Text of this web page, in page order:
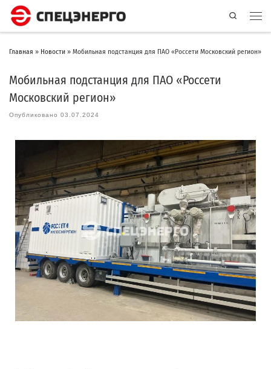
Search
Главная » Новости » Мобильная подстанция для ПАО «Россети Московский регион»
Мобильная подстанция для ПАО «Россети
Московский регион»
Опубликовано 03.07.2024